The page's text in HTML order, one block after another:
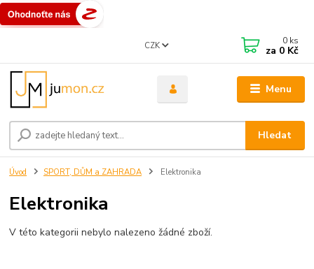
Menu
CZK
Hledat
0 ks
za 0 Kč
Úvod SPORT, DŮM a ZAHRADA Elektronika
Elektronika
V této kategorii nebylo nalezeno žádné zboží.